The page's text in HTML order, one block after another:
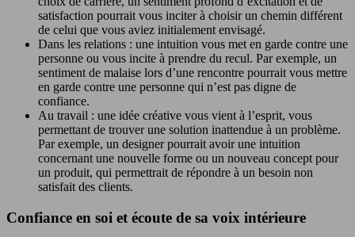
satisfaction pourrait vous inciter à choisir un chemin différent
de celui que vous aviez initialement envisagé.
Dans les relations : une intuition vous met en garde contre une
personne ou vous incite à prendre du recul. Par exemple, un
sentiment de malaise lors d’une rencontre pourrait vous mettre
en garde contre une personne qui n’est pas digne de
confiance.
Au travail : une idée créative vous vient à l’esprit, vous
permettant de trouver une solution inattendue à un problème.
Par exemple, un designer pourrait avoir une intuition
concernant une nouvelle forme ou un nouveau concept pour
un produit, qui permettrait de répondre à un besoin non
satisfait des clients.
Confiance en soi et écoute de sa voix intérieure